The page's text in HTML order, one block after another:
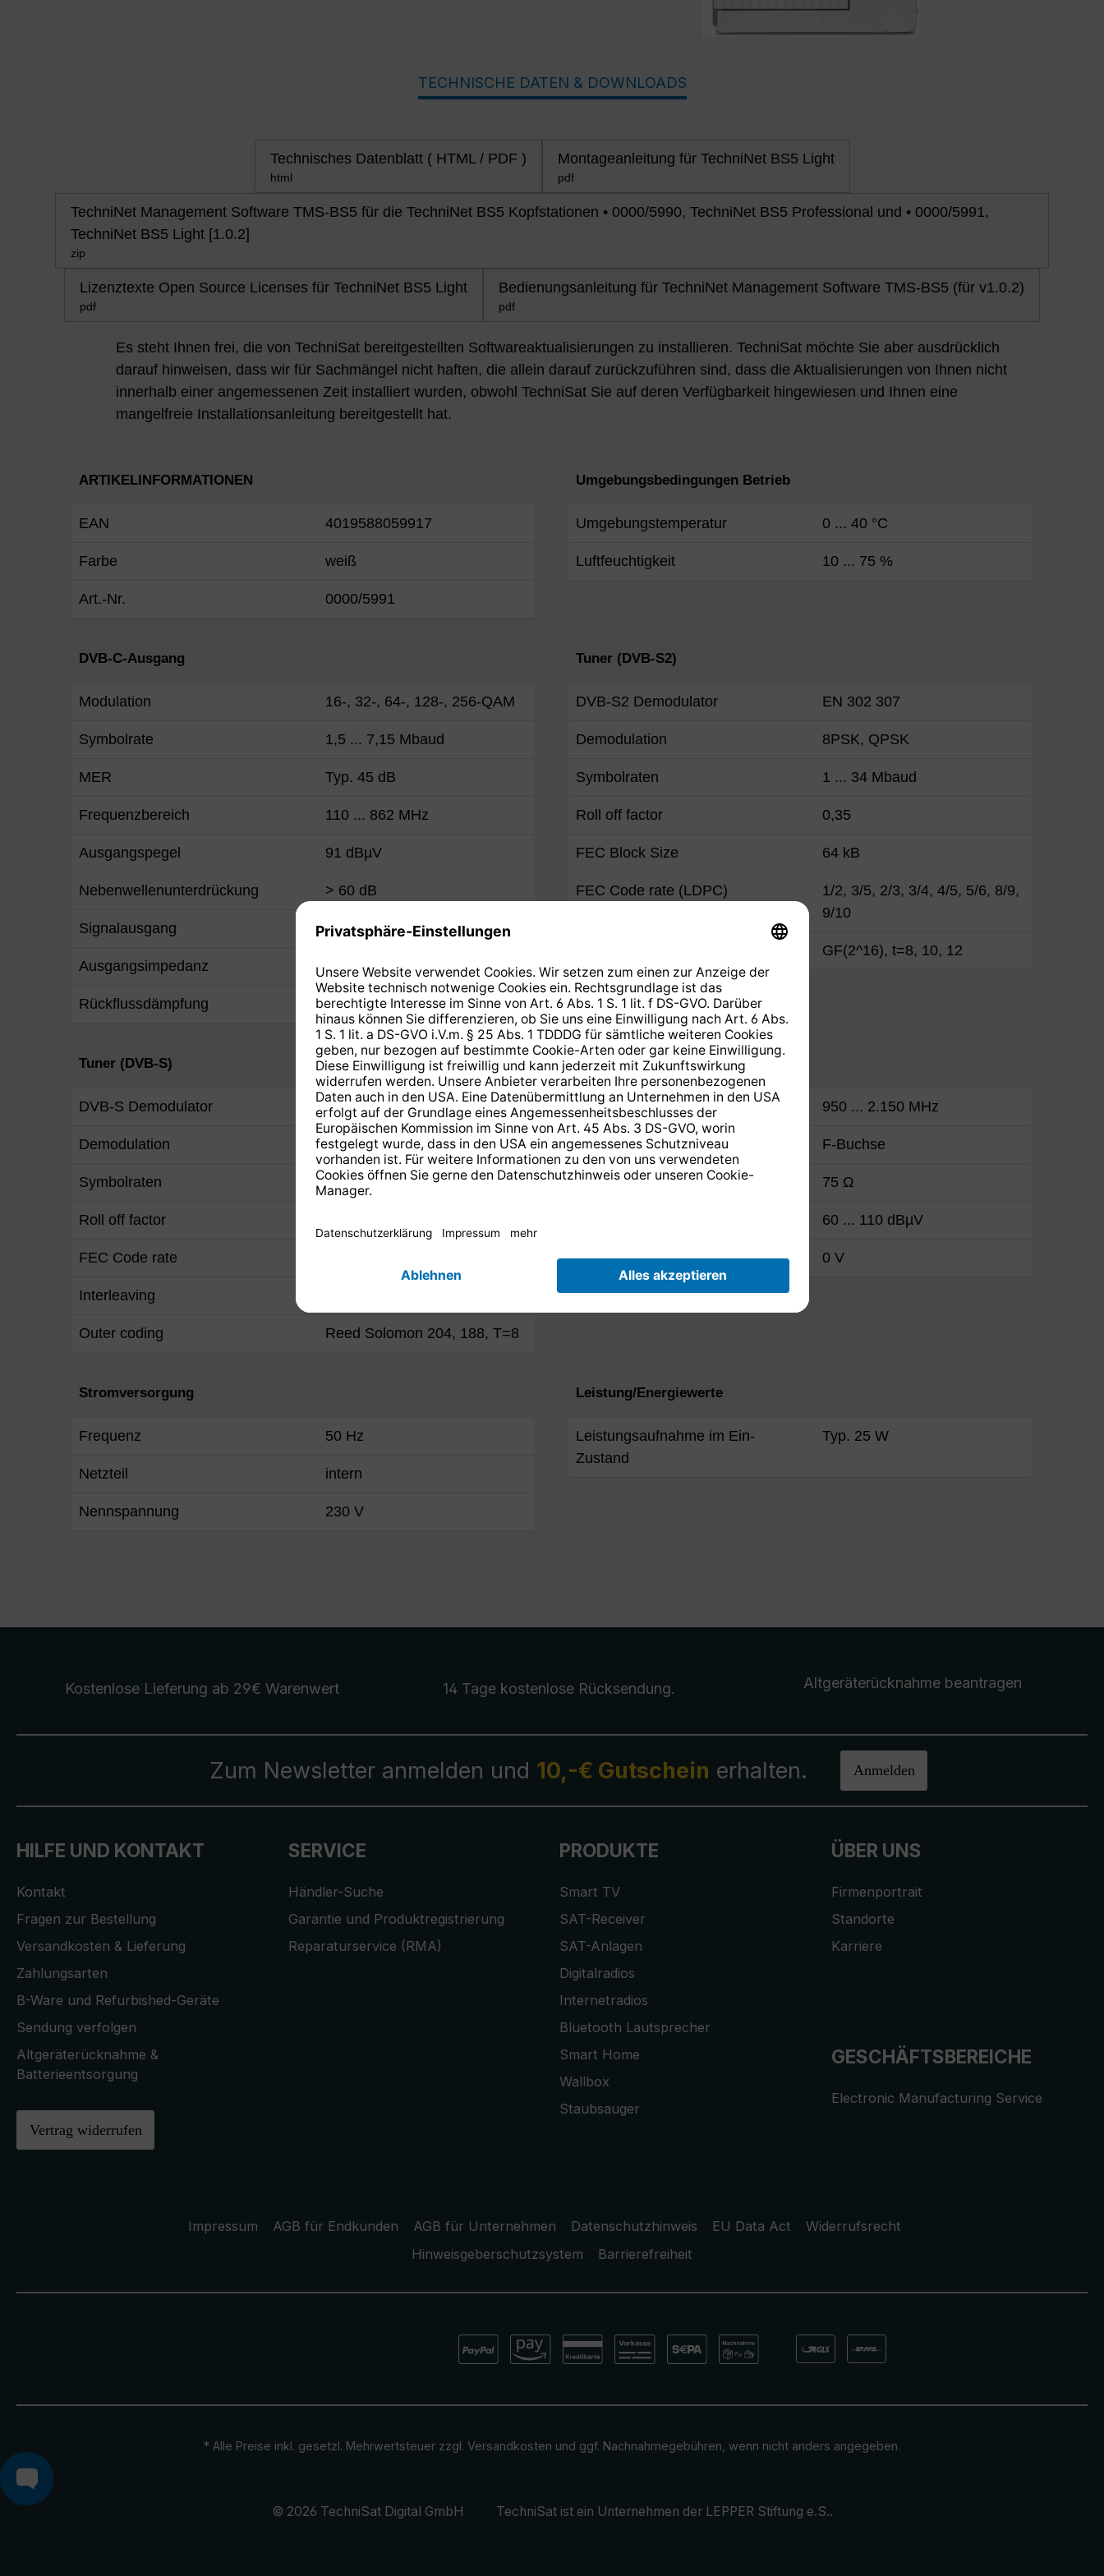
TECHNISCHE DATEN & DOWNLOADS
Technisches Datenblatt ( HTML / PDF )
html
Montageanleitung für TechniNet BS5 Light
pdf
TechniNet Management Software TMS-BS5 für die TechniNet BS5 Kopfstationen • 0000/5990, TechniNet BS5 Professional und • 0000/5991,
TechniNet BS5 Light [1.0.2]
zip
Lizenztexte Open Source Licenses für TechniNet BS5 Light
pdf
Bedienungsanleitung für TechniNet Management Software TMS-BS5 (für v1.0.2)
pdf
Es steht Ihnen frei, die von TechniSat bereitgestellten Softwareaktualisierungen zu installieren. TechniSat möchte Sie aber ausdrücklich
darauf hinweisen, dass wir für Sachmängel nicht haften, die allein darauf zurückzuführen sind, dass die Aktualisierungen von Ihnen nicht
innerhalb einer angemessenen Zeit installiert wurden, obwohl TechniSat Sie auf deren Verfügbarkeit hingewiesen und Ihnen eine
mangelfreie Installationsanleitung bereitgestellt hat.
ARTIKELINFORMATIONEN
EAN 4019588059917
Farbe weiß
Art.-Nr. 0000/5991
Umgebungsbedingungen Betrieb
Umgebungstemperatur 0 ... 40 °C
Luftfeuchtigkeit 10 ... 75 %
DVB-C-Ausgang
Modulation 16-, 32-, 64-, 128-, 256-QAM
Symbolrate 1,5 ... 7,15 Mbaud
MER Typ. 45 dB
Frequenzbereich 110 ... 862 MHz
Ausgangspegel 91 dBµV
Nebenwellenunterdrückung > 60 dB
Signalausgang F-Buchse
Ausgangsimpedanz 75 Ω
Rückflussdämpfung 14 dB @47 MHz (-1,5dB/Okt.)
Tuner (DVB-S2)
DVB-S2 Demodulator EN 302 307
Demodulation 8PSK, QPSK
Symbolraten 1 ... 34 Mbaud
Roll off factor 0,35
FEC Block Size 64 kB
FEC Code rate (LDPC)
1/2, 3/5, 2/3, 3/4, 4/5, 5/6, 8/9,
9/10
GF(2^16), t=8, 10, 12
Tuner (DVB-S)
DVB-S Demodulator EN 300 421
Demodulation QPSK
Symbolraten 2 ... 45 Mbaud
Roll off factor
FEC Code rate
Interleaving
Outer coding Reed Solomon 204, 188, T=8
SAT-ZF-Eingang / Multischalter
Frequenzbereich 950 ... 2.150 MHz
Ein- und Ausgang F-Buchse
Impedanz 75 Ω
60 ... 110 dBµV
LNB Spannungsversorgung 0 V
Stromversorgung
Frequenz 50 Hz
Netzteil intern
Nennspannung 230 V
Leistung/Energiewerte
Leistungsaufnahme im Ein-
Zustand
Typ. 25 W
Kostenlose Lieferung ab 29€ Warenwert 14 Tage kostenlose Rücksendung. Altgeräterücknahme beantragen
Zum Newsletter anmelden und 10,-€ Gutschein erhalten. Anmelden
HILFE UND KONTAKT
Kontakt
Fragen zur Bestellung
Versandkosten & Lieferung
Zahlungsarten
B-Ware und Refurbished-Geräte
Sendung verfolgen
Altgeräterücknahme &
Batterieentsorgung
Vertrag widerrufen
SERVICE
Händler-Suche
Garantie und Produktregistrierung
Reparaturservice (RMA)
PRODUKTE
Smart TV
SAT-Receiver
SAT-Anlagen
Digitalradios
Internetradios
Bluetooth Lautsprecher
Smart Home
Wallbox
Staubsauger
ÜBER UNS
Firmenportrait
Standorte
Karriere
GESCHÄFTSBEREICHE
Electronic Manufacturing Service
Impressum AGB für Endkunden AGB für Unternehmen Datenschutzhinweis EU Data Act
Widerrufsrecht
Hinweisgeberschutzsystem
Barrierefreiheit
* Alle Preise inkl. gesetzl. Mehrwertsteuer zzgl. Versandkosten und ggf. Nachnahmegebühren, wenn nicht anders angegeben.
© 2026 TechniSat Digital GmbH TechniSat ist ein Unternehmen der LEPPER Stiftung e.S..